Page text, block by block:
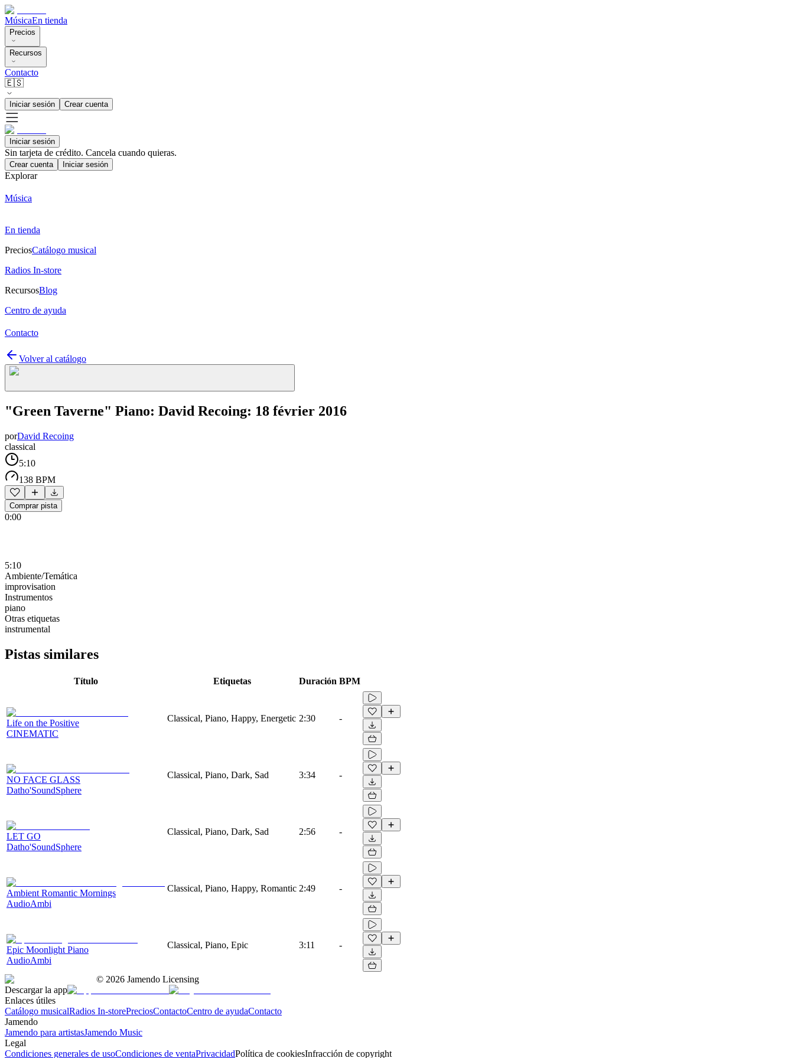
MúsicaEn tienda
Precios
Recursos
Contacto
🇪🇸
Iniciar sesión Crear cuenta
Iniciar sesión
Sin tarjeta de crédito. Cancela cuando quieras.
Crear cuenta Iniciar sesión
Explorar
Música
En tienda
PreciosCatálogo musical
Radios In-store
RecursosBlog
Centro de ayuda
Contacto
Volver al catálogo
"Green Taverne" Piano: David Recoing: 18 février 2016
porDavid Recoing
classical
5:10
138 BPM
Comprar pista
0:00
5:10
Ambiente/Temática
improvisation
Instrumentos
piano
Otras etiquetas
instrumental
Pistas similares
Título Etiquetas Duración BPM
Life on the Positive
CINEMATIC
Classical, Piano, Happy, Energetic 2:30 -
NO FACE GLASS
Datho'SoundSphere
Classical, Piano, Dark, Sad 3:34 -
LET GO
Datho'SoundSphere
Classical, Piano, Dark, Sad 2:56 -
Ambient Romantic Mornings
AudioAmbi
Classical, Piano, Happy, Romantic 2:49 -
Epic Moonlight Piano
AudioAmbi
Classical, Piano, Epic 3:11 -
© 2026 Jamendo Licensing
Descargar la app
Enlaces útiles
Catálogo musicalRadios In-storePreciosContactoCentro de ayudaContacto
Jamendo
Jamendo para artistasJamendo Music
Legal
Condiciones generales de usoCondiciones de ventaPrivacidadPolítica de cookiesInfracción de copyright